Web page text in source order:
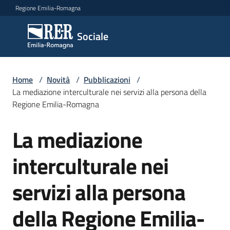
Vai al contenuto
Vai alla navigazione
Vai al footer
Regione Emilia-Romagna
Sociale
Sociale
Argomenti
Servizi
Leggi
Atti
Bandi
Home / Novità / Pubblicazioni /
La mediazione interculturale nei servizi alla persona della
Regione Emilia-Romagna
Salta al contenuto
La mediazione
interculturale nei
servizi alla persona
della Regione Emilia-